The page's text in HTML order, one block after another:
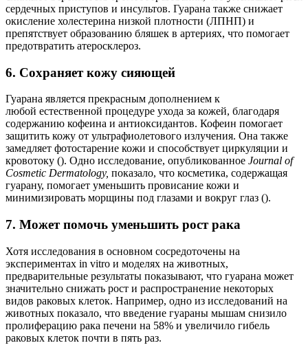
сердечных приступов и инсультов. Гуарана также снижает
окисление холестерина низкой плотности (ЛПНП) и
препятствует образованию бляшек в артериях, что помогает
предотвратить атеросклероз.
6. Сохраняет кожу сияющей
Гуарана является прекрасным дополнением к
любой естественной процедуре ухода за кожей, благодаря
содержанию кофеина и антиоксидантов. Кофеин помогает
защитить кожу от ультрафиолетового излучения. Она также
замедляет фотостарение кожи и способствует циркуляции и
кровотоку (). Одно исследование, опубликованное Journal of
Cosmetic Dermatology, показало, что косметика, содержащая
гуарану, помогает уменьшить провисание кожи и
минимизировать морщины под глазами и вокруг глаз ().
7. Может помочь уменьшить рост рака
Хотя исследования в основном сосредоточены на
экспериментах in vitro и моделях на животных,
предварительные результаты показывают, что гуарана может
значительно снижать рост и распространение некоторых
видов раковых клеток. Например, одно из исследований на
животных показало, что введение гуараны мышам снизило
пролиферацию рака печени на 58% и увеличило гибель
раковых клеток почти в пять раз.